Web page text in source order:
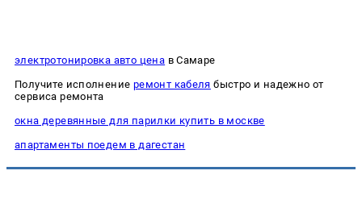
электротонировка авто цена в Самаре
Получите исполнение ремонт кабеля быстро и надежно от
сервиса ремонта
окна деревянные для парилки купить в москве
апартаменты поедем в дагестан